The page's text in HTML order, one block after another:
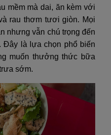
mềm mà dai, ăn kèm với
rau thơm tươi giòn. Mọi
nhưng vẫn chú trọng đến
là lựa chọn phổ biến
muốn thưởng thức bữa
sớm.